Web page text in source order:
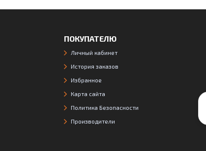
ПОКУПАТЕЛЮ
Личный кабинет
История заказов
Избранное
Карта сайта
Политика Безопасности
Производители